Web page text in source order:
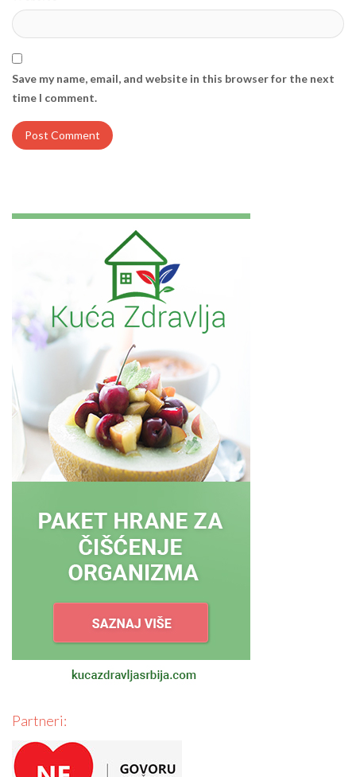
Save my name, email, and website in this browser for the next
time I comment.
Partneri: